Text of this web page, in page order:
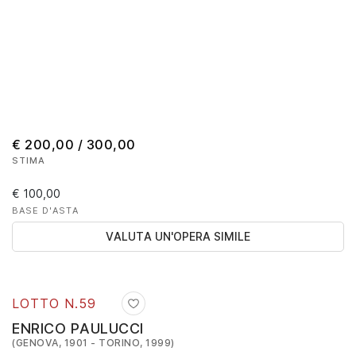
LOTTO N.59
ENRICO PAULUCCI
(GENOVA, 1901 - TORINO, 1999)
€ 200,00 / 300,00
STIMA
€ 100,00
BASE D'ASTA
VALUTA UN'OPERA SIMILE